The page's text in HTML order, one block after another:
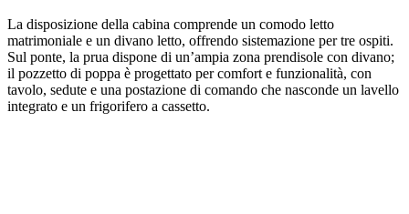
La disposizione della cabina comprende un comodo letto
matrimoniale e un divano letto, offrendo sistemazione per tre ospiti.
Sul ponte, la prua dispone di un’ampia zona prendisole con divano;
il pozzetto di poppa è progettato per comfort e funzionalità, con
tavolo, sedute e una postazione di comando che nasconde un lavello
integrato e un frigorifero a cassetto.